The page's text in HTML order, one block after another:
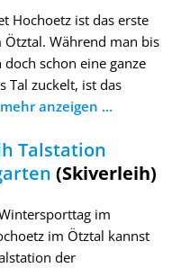
Hochoetz ist das erste
Ötztal. Während man bis
doch schon eine ganze
Tal zuckelt, ist das
mehr anzeigen ...
Talstation
(Skiverleih)
im
im Ötztal kannst
der